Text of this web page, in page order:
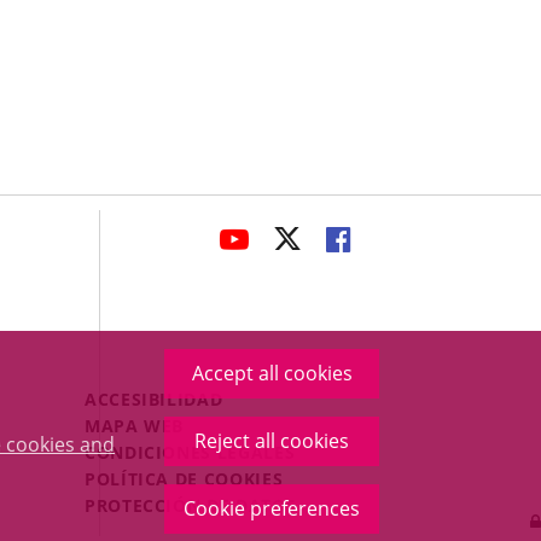
cookies and
Accept all cookies
Reject all cookies
Cookie preferences
LINK
APPLICATION.
LINK
APPLICATION.
LINK
APPLICATION.
Menú
Legal
Footer
ACCESIBILIDAD
MAPA WEB
CONDICIONES LEGALES
POLÍTICA DE COOKIES
PROTECCIÓN DE DATOS